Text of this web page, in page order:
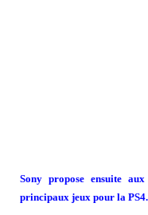
Sony propose ensuite
principaux jeux pour la PS4.